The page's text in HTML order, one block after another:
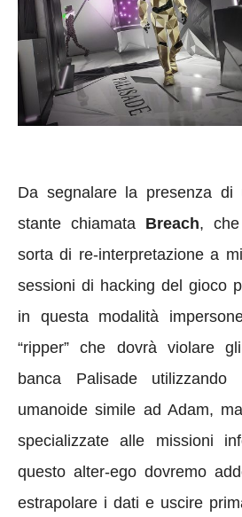
Da segnalare la presenza
stante chiamata Breach,
sorta di re-interpretazione a
sessioni di hacking del gioco
in questa modalità
“ripper” che dovrà violare
banca Palisade
umanoide simile ad Adam,
specializzate alle missioni
questo alter-ego dovremo
estrapolare i dati e uscire